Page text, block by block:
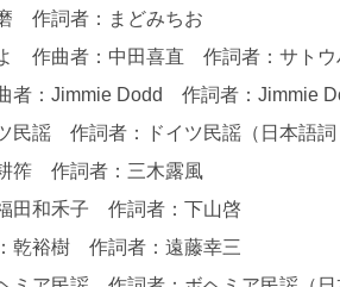
作詞者：まどみちお
作曲者：中田喜直 作詞者：サト
：Jimmie Dodd 作詞者：Jimmie
謡 作詞者：ドイツ民謡（日本語詞
筰 作詞者：三木露風
田和禾子 作詞者：下山啓
乾裕樹 作詞者：遠藤幸三